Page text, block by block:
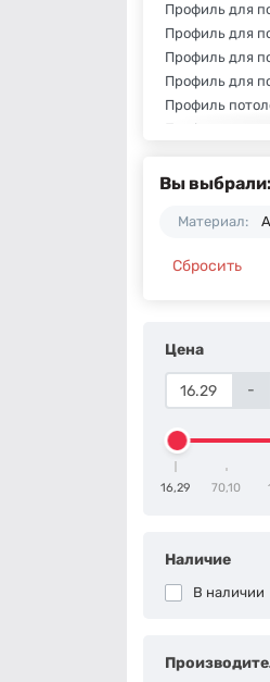
Профиль для
Профиль для
Профиль для
Профиль для
Профиль
Профиль
Вы выбрали:
Материал:
Сбросить
Цена
-
16,29 70,10
Наличие
В наличии